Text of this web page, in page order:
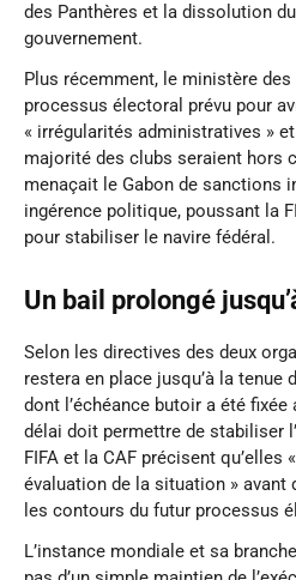
des Panthères et la dissolution
gouvernement.
Plus récemment, le ministère
processus électoral prévu pour
« irrégularités administratives »
majorité des clubs seraient hors
menaçait le Gabon de sanctions
ingérence politique, poussant la
pour stabiliser le navire fédéral.
Un bail prolongé
Selon les directives des deux
restera en place jusqu’à la tenue
dont l’échéance butoir a été fixée
délai doit permettre de stabiliser
FIFA et la CAF précisent qu’elles
évaluation de la situation » avant
les contours du futur processus
L’instance mondiale et sa